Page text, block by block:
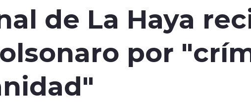
de La Haya
por